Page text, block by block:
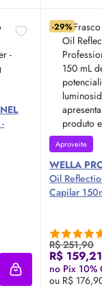
Adicionar à sacola
-29%
Aproveite
WELLA
Oil
Capilar
R$ 251,90
R$ 159,21
no Pix 10%
ou R$